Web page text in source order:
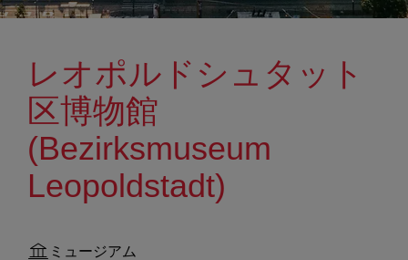
レオポルドシュタット
区博物館
(Bezirksmuseum
Leopoldstadt)
ミュージアム